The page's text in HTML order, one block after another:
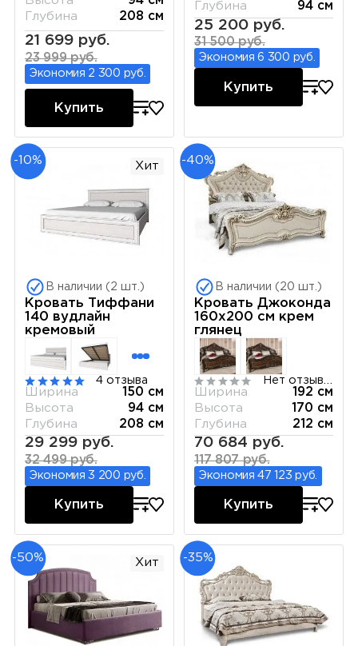
Глубина
208 см
21 699 руб.
23 999 руб.
Экономия 2 300 руб.
Купить
Глубина 94 см
25 200 руб.
31 500 руб.
Экономия 6 300 руб.
Купить
-10% Хит
В наличии (2 шт.)
Кровать Тиффани
140 вудлайн
кремовый
4 отзыва
Ширина
150 см
Высота
94 см
Глубина
208 см
29 299 руб.
32 499 руб.
Экономия 3 200 руб.
Купить
-40%
В наличии (20 шт.)
Кровать Джоконда
160х200 см крем
глянец
Ширина
192 см
Высота
170 см
Глубина
212 см
70 684 руб.
117 807 руб.
Экономия 47 123 руб.
Купить
-50% Хит -35%